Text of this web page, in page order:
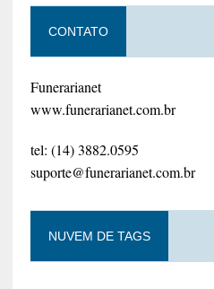
CONTATO
Funerarianet
www.funerarianet.com.br
tel: (14) 3882.0595
suporte@funerarianet.com.br
NUVEM DE TAGS